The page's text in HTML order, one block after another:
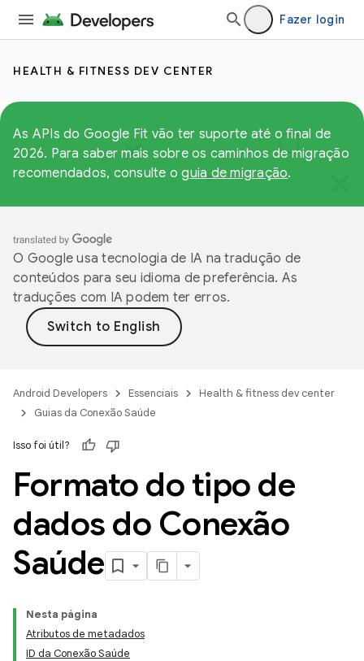
Fazer login
HEALTH & FITNESS DEV CENTER
As APIs do Google Fit vão ter suporte até o final de
2026. Para saber mais sobre os caminhos de migração
recomendados, consulte oguia de migração.
O Google usa tecnologia de IA na tradução de
conteúdos para seu idioma de preferência. As
traduções com IA podem ter erros.
Android Developers Essenciais
Health & fitness dev center
Guias da Conexão Saúde
Isso foi útil?
Formato do tipo de
dados do Conexão
Saúde
Nesta página
Atributos de metadados
ID da Conexão Saúde